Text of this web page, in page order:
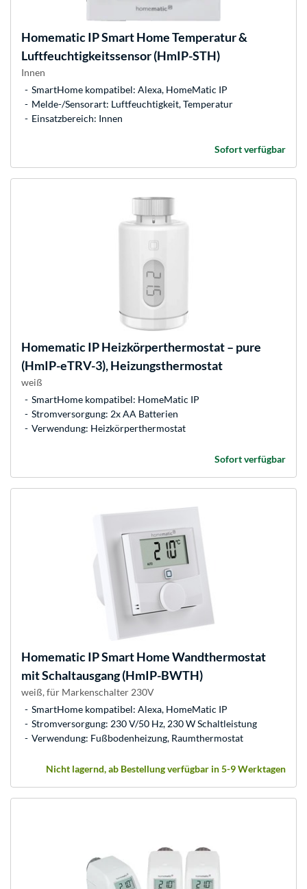
Homematic IPSmart Home Temperatur &
Luftfeuchtigkeitssensor (HmIP-STH)
Innen
SmartHome kompatibel: Alexa, HomeMatic IP
Melde-/Sensorart: Luftfeuchtigkeit, Temperatur
Einsatzbereich: Innen
Sofort verfügbar
Homematic IPHeizkörperthermostat – pure
(HmIP-eTRV-3), Heizungsthermostat
weiß
SmartHome kompatibel: HomeMatic IP
Stromversorgung: 2x AA Batterien
Verwendung: Heizkörperthermostat
Sofort verfügbar
Homematic IPSmart Home Wandthermostat
mit Schaltausgang (HmIP-BWTH)
weiß, für Markenschalter 230V
SmartHome kompatibel: Alexa, HomeMatic IP
Stromversorgung: 230 V/50 Hz, 230 W Schaltleistung
Verwendung: Fußbodenheizung, Raumthermostat
Nicht lagernd, ab Bestellung verfügbar in 5-9 Werktagen